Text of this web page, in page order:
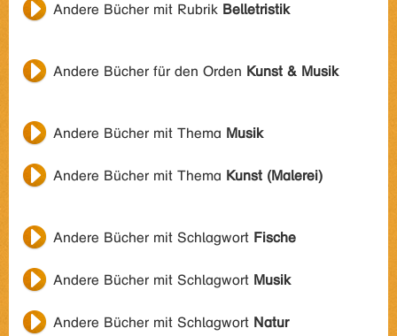
Andere Bücher mit Rubrik Belletristik
Andere Bücher für den Orden Kunst & Musik
Andere Bücher mit Thema Musik
Andere Bücher mit Thema Kunst (Malerei)
Andere Bücher mit Schlagwort Fische
Andere Bücher mit Schlagwort Musik
Andere Bücher mit Schlagwort Natur